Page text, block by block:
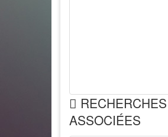
RECHERCHES
ASSOCIÉES